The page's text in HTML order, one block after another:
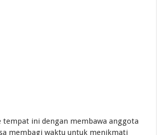
tempat ini dengan membawa anggota
membagi waktu untuk menikmati